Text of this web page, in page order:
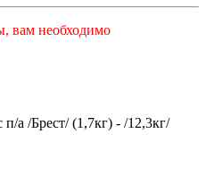
вам необходимо
а /Брест/ (1,7кг) - /12,3кг/